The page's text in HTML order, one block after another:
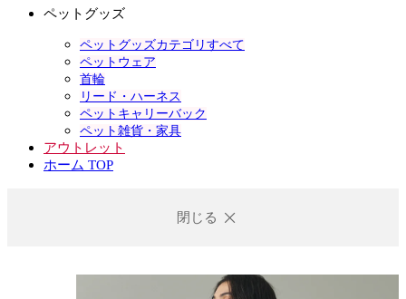
ペットグッズ
ペットグッズカテゴリすべて
ペットウェア
首輪
リード・ハーネス
ペットキャリーバック
ペット雑貨・家具
アウトレット
ホーム TOP
閉じる